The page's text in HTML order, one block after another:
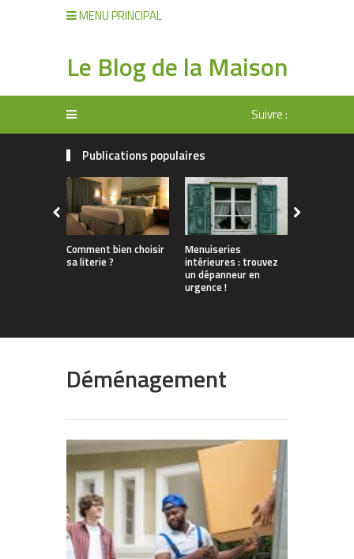
MENU PRINCIPAL
Le Blog de la Maison
Suivre :
Publications populaires
Comment bien choisir
sa literie ?
Menuiseries
intérieures : trouvez
un dépanneur en
urgence !
Déménagement